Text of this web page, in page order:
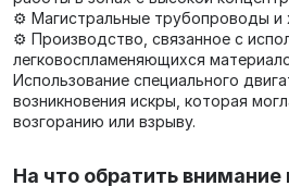
⚙️ Магистральные трубопроводы и
⚙️ Производство, связанное с
легковоспламеняющихся
Использование специального
возникновения искры, которая
возгоранию или взрыву.
На что обратить внимание